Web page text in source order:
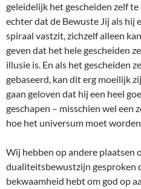
geleidelijk het gescheiden zelf
echter dat de Bewuste Jij als hij
spiraal vastzit, zichzelf alleen
geven dat het hele gescheiden
illusie is. En als het gescheiden
gebaseerd, kan dit erg moeilijk
gaan geloven dat hij een heel
geschapen – misschien wel een
hoe het universum moet
Wij hebben op andere plaatsen
dualiteitsbewustzijn gesproken
bekwaamheid hebt om god op